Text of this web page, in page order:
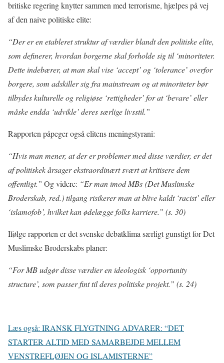
britiske regering knytter sammen med terrorisme, hjælpes på vej
af den naive politiske elite:
“Der er en etableret struktur af værdier blandt den politiske elite,
som definerer, hvordan borgerne skal forholde sig til ‘minoriteter.
Dette indebærer, at man skal vise ‘accept’ og ‘tolerance’ overfor
borgere, som adskiller sig fra mainstream og at minoriteter bør
tilbydes kulturelle og religiøse ‘rettigheder’ for at ‘bevare’ eller
måske endda ‘udvikle’ deres særlige livsstil.”
Rapporten påpeger også elitens meningstyrani:
“Hvis man mener, at der er problemer med disse værdier, er det
af politiskek årsager ekstraordinært svært at kritisere dem
offentligt.” Og videre: “Er man imod MBs (Det Muslimske
Broderskab, red.) tilgang risikerer man at blive kaldt ‘racist’ eller
‘islamofob’, hvilket kan ødelægge folks karriere.” (s. 30)
Ifølge rapporten er det svenske debatklima særligt gunstigt for Det
Muslimske Broderskabs planer:
“For MB udgør disse værdier en ideologisk ‘opportunity
structure’, som passer fint til deres politiske projekt.” (s. 24)
Læs også: IRANSK FLYGTNING ADVARER: “DET
STARTER ALTID MED SAMARBEJDE MELLEM
VENSTREFLØJEN OG ISLAMISTERNE”